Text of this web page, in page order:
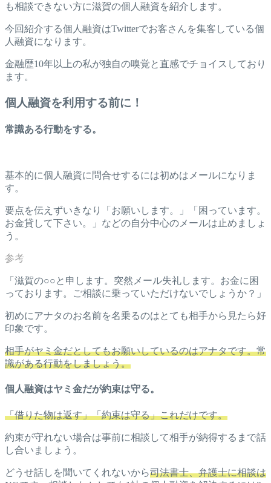
も相談できない方に滋賀の個人融資を紹介します。
今回紹介する個人融資はTwitterでお客さんを集客している個
人融資になります。
金融歴10年以上の私が独自の嗅覚と直感でチョイスしており
ます。
個人融資を利用する前に！
常識ある行動をする。
基本的に個人融資に問合せするには初めはメールになりま
す。
要点を伝えずいきなり「お願いします。」「困っています。
お金貸して下さい。」などの自分中心のメールは止めましょ
う。
「滋賀の○○と申します。突然メール失礼します。お金に困
っております。ご相談に乗っていただけないでしょうか？」
初めにアナタのお名前を名乗るのはとても相手から見たら好
印象です。
相手がヤミ金だとしてもお願いしているのはアナタです。常
識がある行動をしましょう。
個人融資はヤミ金だが約束は守る。
「借りた物は返す」「約束は守る」これだけです。
約束が守れない場合は事前に相談して相手が納得するまで話
し合いましょう。
どうせ話しを聞いてくれないから司法書士、弁護士に相談は